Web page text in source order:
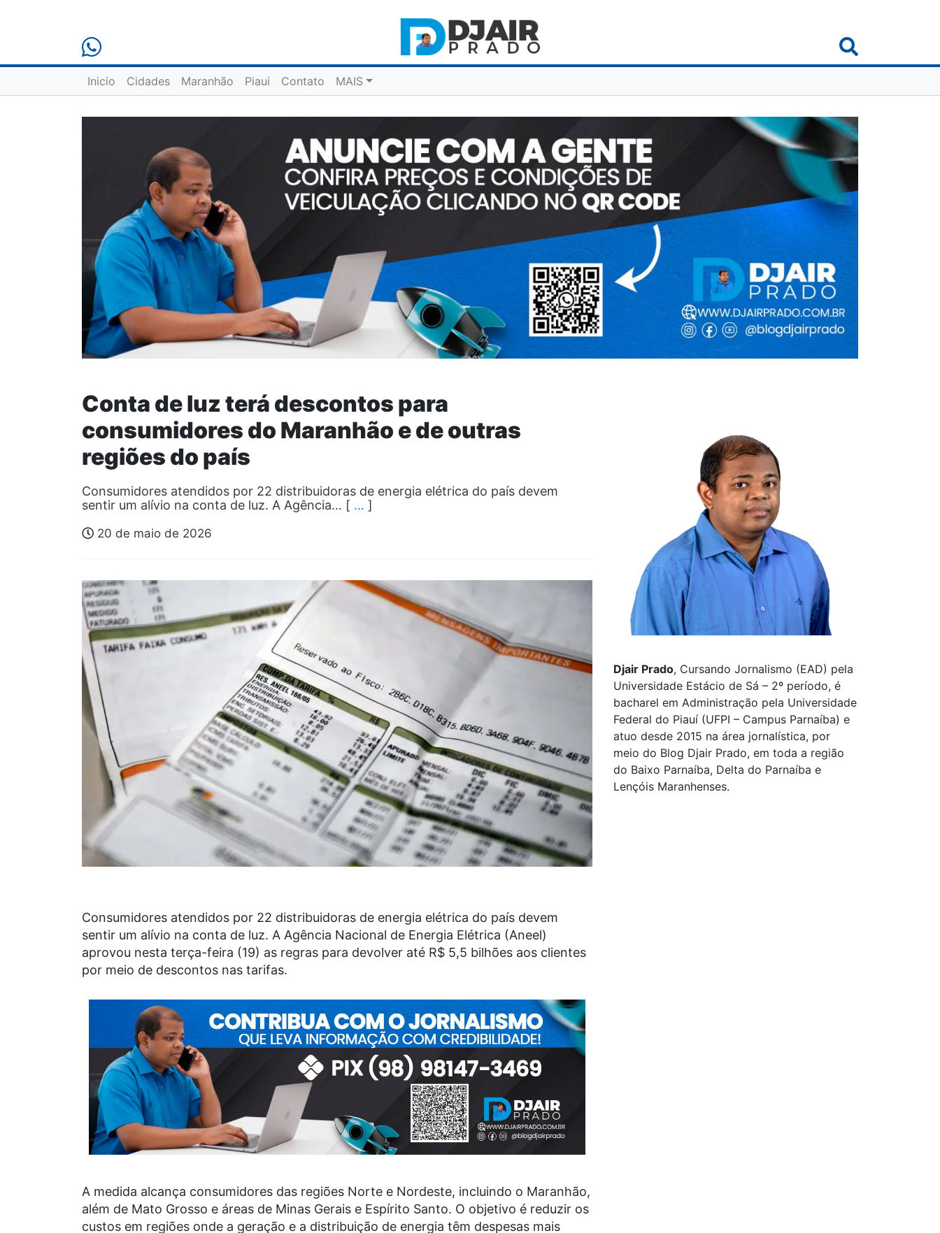
Inicio Cidades Maranhão Piaui Contato MAIS
Conta de luz terá descontos para
consumidores do Maranhão e de outras
regiões do país
Consumidores atendidos por 22 distribuidoras de energia elétrica do país devem
sentir um alívio na conta de luz. A Agência… [ … ]
20 de maio de 2026
Consumidores atendidos por 22 distribuidoras de energia elétrica do país devem
sentir um alívio na conta de luz. A Agência Nacional de Energia Elétrica (Aneel)
aprovou nesta terça-feira (19) as regras para devolver até R$ 5,5 bilhões aos clientes
por meio de descontos nas tarifas.
A medida alcança consumidores das regiões Norte e Nordeste, incluindo o Maranhão,
além de Mato Grosso e áreas de Minas Gerais e Espírito Santo. O objetivo é reduzir os
custos em regiões onde a geração e a distribuição de energia têm despesas mais
Djair Prado, Cursando Jornalismo (EAD) pela
Universidade Estácio de Sá – 2º período, é
bacharel em Administração pela Universidade
Federal do Piauí (UFPI – Campus Parnaíba) e
atuo desde 2015 na área jornalística, por
meio do Blog Djair Prado, em toda a região
do Baixo Parnaíba, Delta do Parnaíba e
Lençóis Maranhenses.